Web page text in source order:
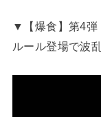
▼【爆食】第4弾
ルール登場で波